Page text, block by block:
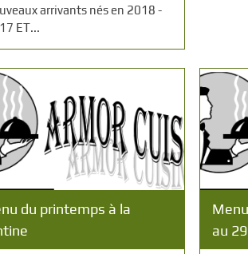
arrivants nés en 2018 -
ET...
du printemps à la
au